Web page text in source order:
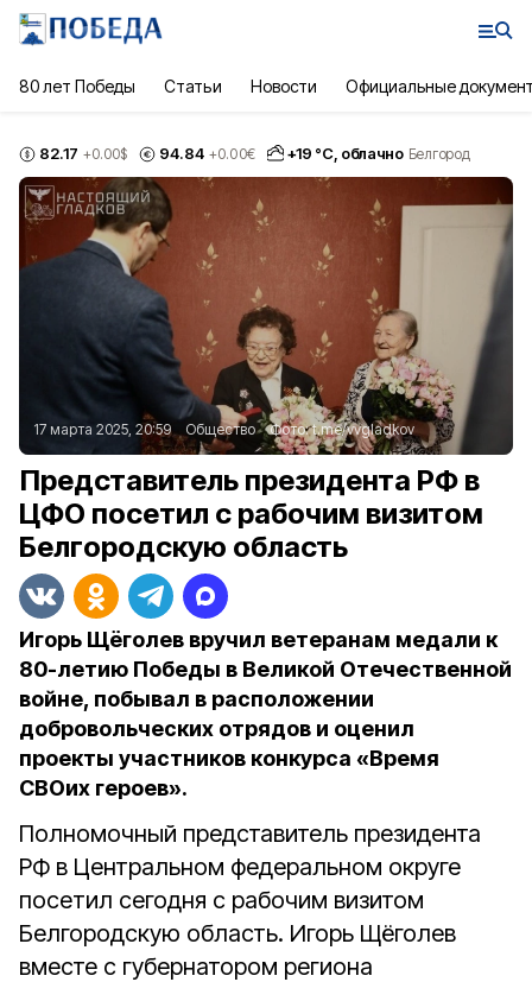
80 лет Победы Статьи Новости Официальные
82.17 +0.00$ 94.84 +0.00€ +19 °С, облачно Белгород
17 марта 2025, 20:59 Общество Фото:t.me/vvgladkov
Представитель президента РФ в
ЦФО посетил с рабочим визитом
Белгородскую область
Игорь Щёголев вручил ветеранам медали к
80-летию Победы в Великой Отечественной
войне, побывал в расположении
добровольческих отрядов и оценил
проекты участников конкурса «Время
СВОих героев».
Полномочный представитель президента
РФ в Центральном федеральном округе
посетил сегодня с рабочим визитом
Белгородскую область. Игорь Щёголев
вместе с губернатором региона